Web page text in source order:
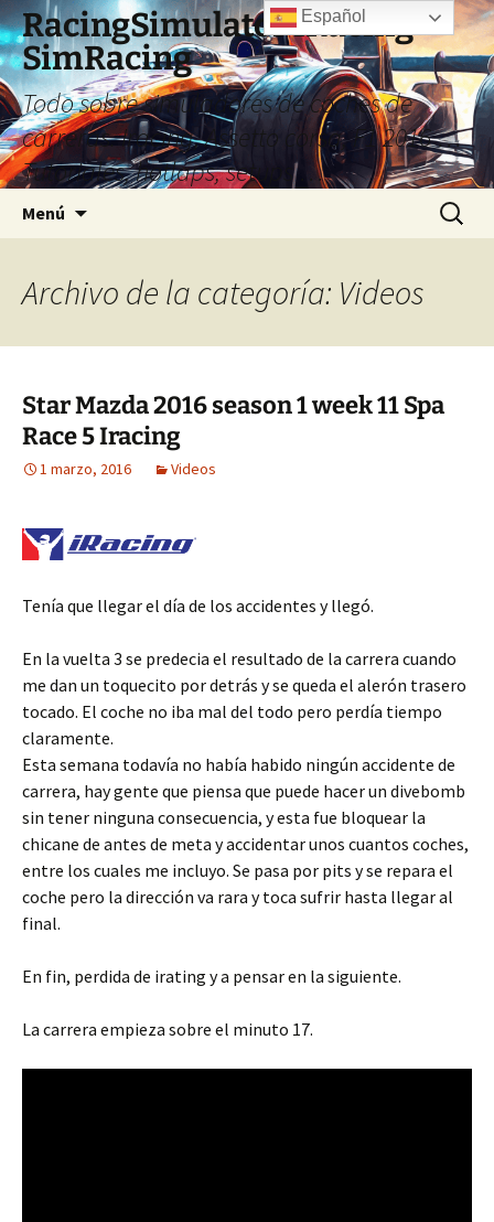
Saltar
al
contenido
RacingSimulator IRacing
SimRacing
Todo sobre simuladores de coches de
carreras. Iracing, Assetto corsa, F1 2016 …
Tutoriales, hotlaps, setups …
Menú Buscar:
Archivo de la categoría: Videos
Star Mazda 2016 season 1 week 11 Spa
Race 5 Iracing
1 marzo, 2016 Videos
Tenía que llegar el día de los accidentes y llegó.
En la vuelta 3 se predecia el resultado de la carrera cuando
me dan un toquecito por detrás y se queda el alerón trasero
tocado. El coche no iba mal del todo pero perdía tiempo
claramente.
Esta semana todavía no había habido ningún accidente de
carrera, hay gente que piensa que puede hacer un divebomb
sin tener ninguna consecuencia, y esta fue bloquear la
chicane de antes de meta y accidentar unos cuantos coches,
entre los cuales me incluyo. Se pasa por pits y se repara el
coche pero la dirección va rara y toca sufrir hasta llegar al
final.
En fin, perdida de irating y a pensar en la siguiente.
La carrera empieza sobre el minuto 17.
Español